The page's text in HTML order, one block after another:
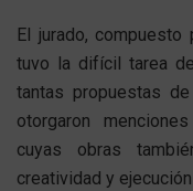
El jurado,
tuvo la difícil tarea
tantas propuestas
otorgaron
cuyas obras
creatividad y